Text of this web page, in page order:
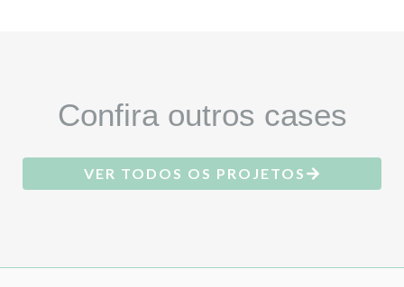
Confira outros cases
VER TODOS OS PROJETOS